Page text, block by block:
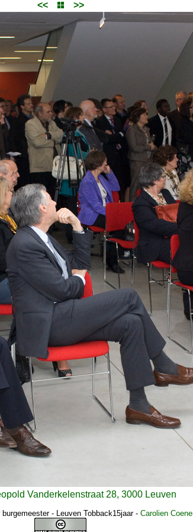
<< >>
Vanderkelenstraat 28, 3000 Leuven
- Leuven Tobback15jaar- Carolien